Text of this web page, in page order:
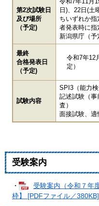
第2次試験日
及び場所
（予定)
日)、22日(土
ちいずれか
者発表時に指
新潟県庁（予
最終
合格発表日
（予定)
令和7年12
定）
試験内容
SPI3（能力検
記述試験（事
査）
面接試験、適
受験案内
・
受験案内（令和７年
枠】 [PDFファイル／380KB]